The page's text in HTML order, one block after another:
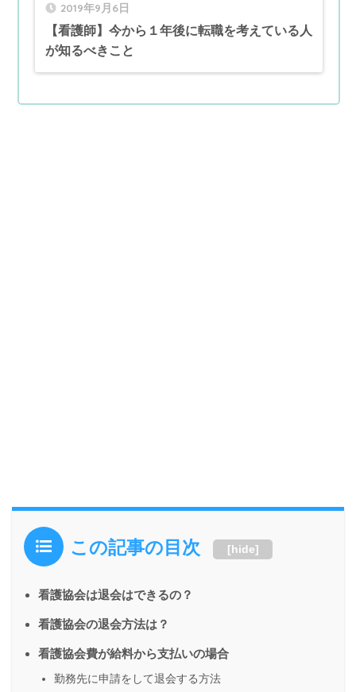
2019年9月6日
【看護師】今から１年後に転職を考えている人
が知るべきこと
この記事の目次 [hide]
看護協会は退会はできるの？
看護協会の退会方法は？
看護協会費が給料から支払いの場合
勤務先に申請をして退会する方法